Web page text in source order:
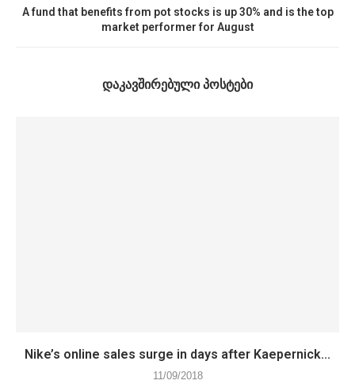
A fund that benefits from pot stocks is up 30% and is the top
market performer for August
ᲓᲐᲙᲐᲕᲨᲘᲠᲔᲑᲣᲚᲘ ᲞᲝᲡᲢᲔᲑᲘ
Nike’s online sales surge in days after Kaepernick...
11/09/2018